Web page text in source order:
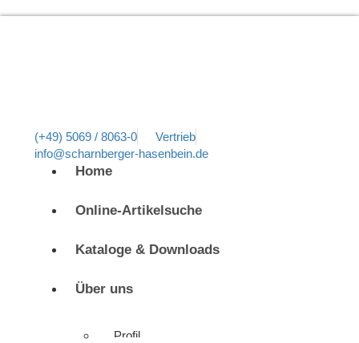
(+49) 5069 / 8063-0
Vertrieb
info@scharnberger-hasenbein.de
Home
Online-Artikelsuche
Kataloge & Downloads
Über uns
Profil